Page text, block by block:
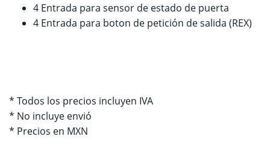
4 Entrada para sensor de estado de puerta
4 Entrada para boton de petición de salida (REX)
* Todos los precios incluyen IVA
* No incluye envió
* Precios en MXN